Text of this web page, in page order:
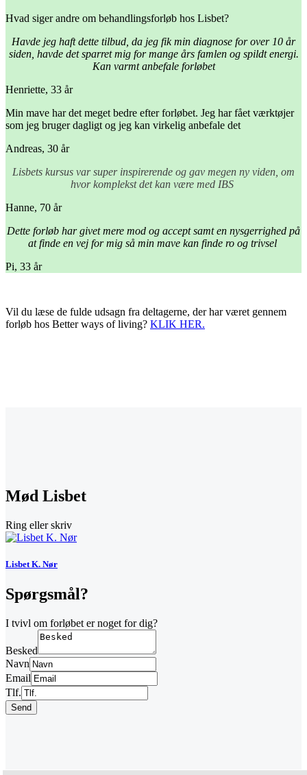
Hvad siger andre om behandlingsforløb hos Lisbet?
Havde jeg haft dette tilbud, da jeg fik min diagnose for over 10 år
siden, havde det sparret mig for mange års famlen og spildt energi.
Kan varmt anbefale forløbet
Henriette, 33 år
Min mave har det meget bedre efter forløbet. Jeg har fået værktøjer
som jeg bruger dagligt og jeg kan virkelig anbefale det
Andreas, 30 år
Lisbets kursus var super inspirerende og gav megen ny viden, om
hvor komplekst det kan være med IBS
Hanne, 70 år
Dette forløb har givet mere mod og accept samt en nysgerrighed på
at finde en vej for mig så min mave kan finde ro og trivsel
Pi, 33 år
Vil du læse de fulde udsagn fra deltagerne, der har været gennem
forløb hos Better ways of living? KLIK HER.
Mød Lisbet
Ring eller skriv
Lisbet K. Nør
Spørgsmål?
I tvivl om forløbet er noget for dig?
Besked
Navn
Email
Tlf.
Send